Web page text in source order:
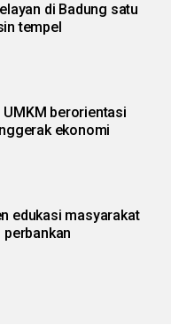
di Badung satu
tempel
UMKM berorientasi
ekonomi
edukasi masyarakat